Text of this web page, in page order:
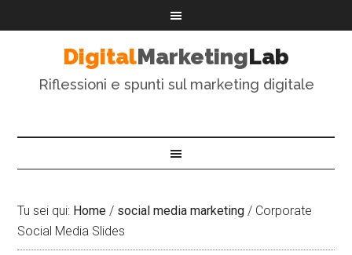
DigitalMarketingLab
Riflessioni e spunti sul marketing digitale
Tu sei qui: Home / social media marketing / Corporate
Social Media Slides